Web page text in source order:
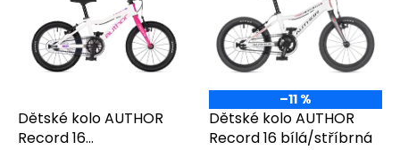
dDětské kolo AUTHOR
Record 16
–11 %
Dětské kolo AUTHOR
Record 16 bílá/stříbrná